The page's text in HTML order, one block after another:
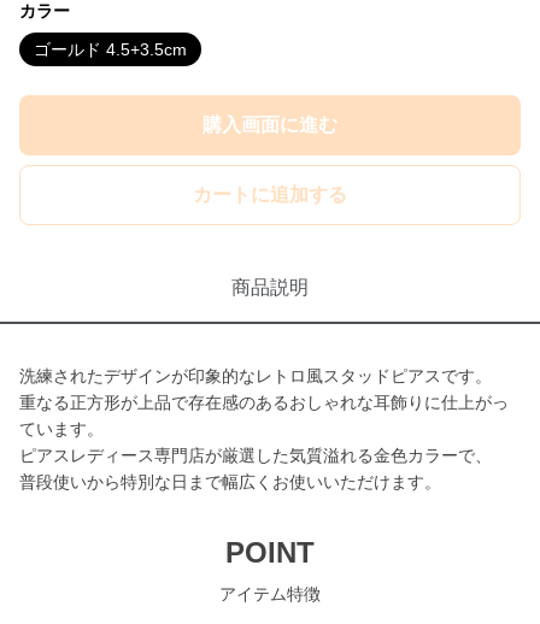
カラー
ゴールド 4.5+3.5cm
購入画面に進む
カートに追加する
商品説明
洗練されたデザインが印象的なレトロ風スタッドピアスです。
重なる正方形が上品で存在感のあるおしゃれな耳飾りに仕上がっ
ています。
ピアスレディース専門店が厳選した気質溢れる金色カラーで、
普段使いから特別な日まで幅広くお使いいただけます。
POINT
アイテム特徴